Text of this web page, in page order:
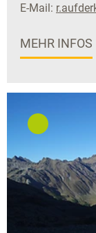
E-Mail:
MEHR INFOS